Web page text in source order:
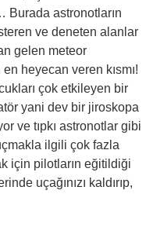
Burada astronotların
ve deneten alanlar
gelen meteor
heyecan veren kısmı!
çok etkileyen bir
yani dev bir jiroskopa
ve tıpkı astronotlar gibi
ilgili çok fazla
için pilotların eğitildiği
uçağınızı kaldırıp,